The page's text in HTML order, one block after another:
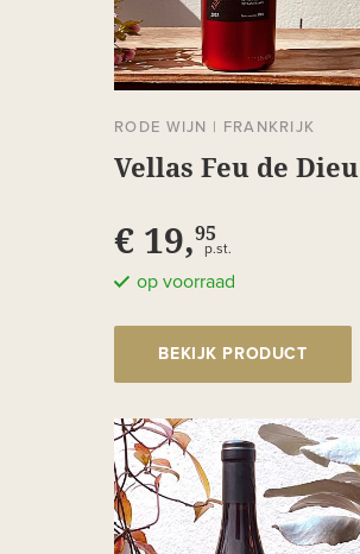
RODE WIJN | FRANKRIJK
Vellas Feu de Dieu
€ 19,95
p.st.
op voorraad
BEKIJK PRODUCT